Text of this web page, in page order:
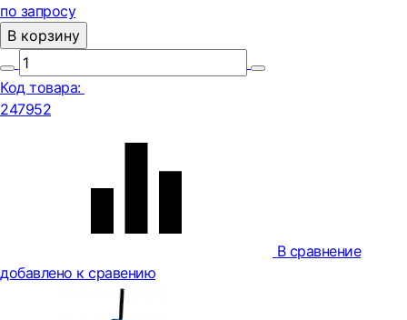
по запросу
В корзину
Код товара:
247952
В сравнение
добавлено к сравению